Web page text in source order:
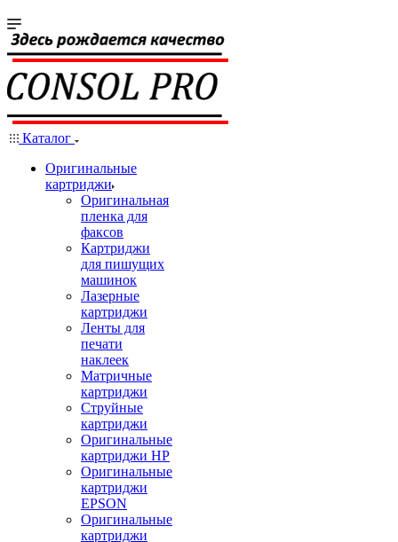
Каталог
Оригинальные
картриджи
Оригинальная
пленка для
факсов
Картриджи
для пишущих
машинок
Лазерные
картриджи
Ленты для
печати
наклеек
Матричные
картриджи
Струйные
картриджи
Оригинальные
картриджи HP
Оригинальные
картриджи
EPSON
Оригинальные
картриджи